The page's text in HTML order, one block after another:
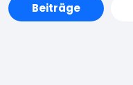
Beiträge